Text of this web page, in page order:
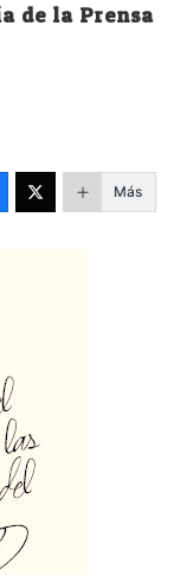
de la Prensa
Más